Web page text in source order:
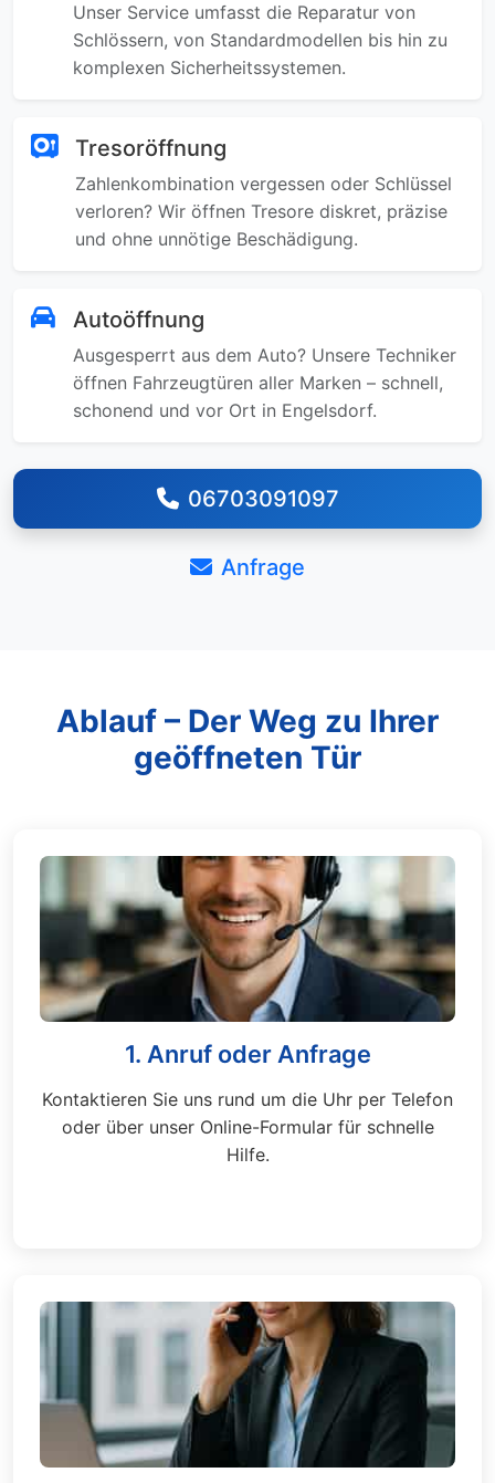
Unser Service umfasst die Reparatur von
Schlössern, von Standardmodellen bis hin zu
komplexen Sicherheitssystemen.
Tresoröffnung
Zahlenkombination vergessen oder Schlüssel
verloren? Wir öffnen Tresore diskret, präzise
und ohne unnötige Beschädigung.
Autoöffnung
Ausgesperrt aus dem Auto? Unsere Techniker
öffnen Fahrzeugtüren aller Marken – schnell,
schonend und vor Ort in Engelsdorf.
06703091097
Anfrage
Ablauf – Der Weg zu Ihrer
geöffneten Tür
1. Anruf oder Anfrage
Kontaktieren Sie uns rund um die Uhr per Telefon
oder über unser Online-Formular für schnelle
Hilfe.